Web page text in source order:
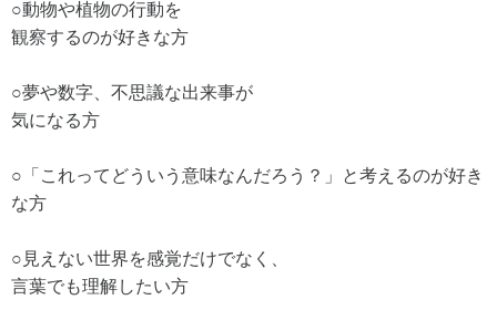
○動物や植物の行動を
観察するのが好きな方
○夢や数字、不思議な出来事が
気になる方
○「これってどういう意味なんだろう？」と考えるのが好き
な方
○見えない世界を感覚だけでなく、
言葉でも理解したい方